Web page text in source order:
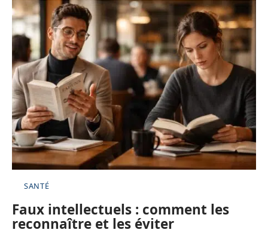
SANTÉ
Faux intellectuels : comment les
reconnaître et les éviter